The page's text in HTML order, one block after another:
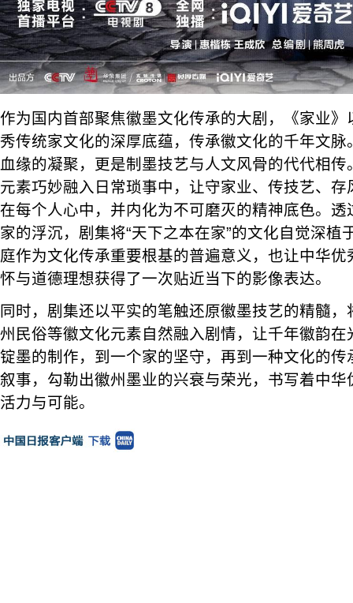
作为国内首部聚焦徽墨文化传承的大剧，《家业
秀传统家文化的深厚底蕴，传承徽文化的千年文脉
血缘的凝聚，更是制墨技艺与人文风骨的代代相
元素巧妙融入日常琐事中，让守家业、传技艺、
在每个人心中，并内化为不可磨灭的精神底色。
家的浮沉，剧集将“天下之本在家”的文化自觉深植
庭作为文化传承重要根基的普遍意义，也让中华
怀与道德理想获得了一次贴近当下的影像表达。
同时，剧集还以平实的笔触还原徽墨技艺的精髓
州民俗等徽文化元素自然融入剧情，让千年徽韵
锭墨的制作，到一个家的坚守，再到一种文化的
叙事，勾勒出徽州墨业的兴衰与荣光，书写着中
活力与可能。